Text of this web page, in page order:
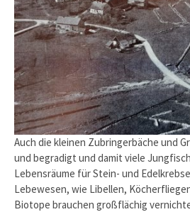
Auch die kleinen Zubringerbäche und
und begradigt und damit viele
Lebensräume für Stein- und
Lebewesen, wie Libellen,
Biotope brauchen großflächig